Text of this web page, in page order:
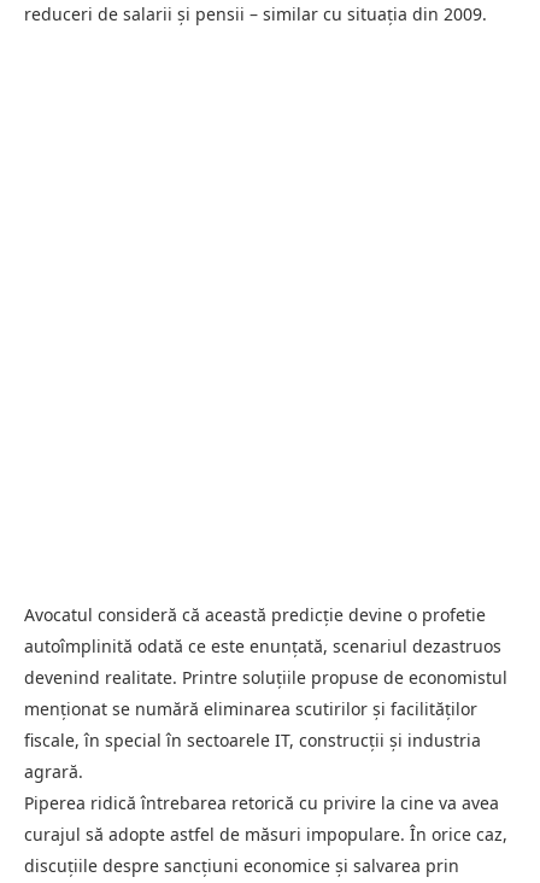
reduceri de salarii și pensii – similar cu situația din 2009.
Avocatul consideră că această predicție devine o profetie
autoîmplinită odată ce este enunțată, scenariul dezastruos
devenind realitate. Printre soluțiile propuse de economistul
menționat se numără eliminarea scutirilor și facilităților
fiscale, în special în sectoarele IT, construcții și industria
agrară.
Piperea ridică întrebarea retorică cu privire la cine va avea
curajul să adopte astfel de măsuri impopulare. În orice caz,
discuțiile despre sancțiuni economice și salvarea prin